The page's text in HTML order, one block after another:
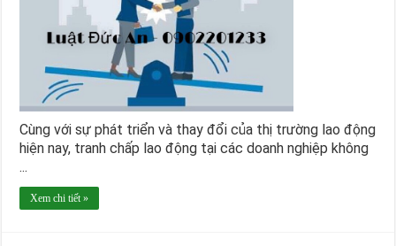
Cùng với sự phát triển và thay đổi của thị trường lao động
hiện nay, tranh chấp lao động tại các doanh nghiệp không
...
Xem chi tiết »